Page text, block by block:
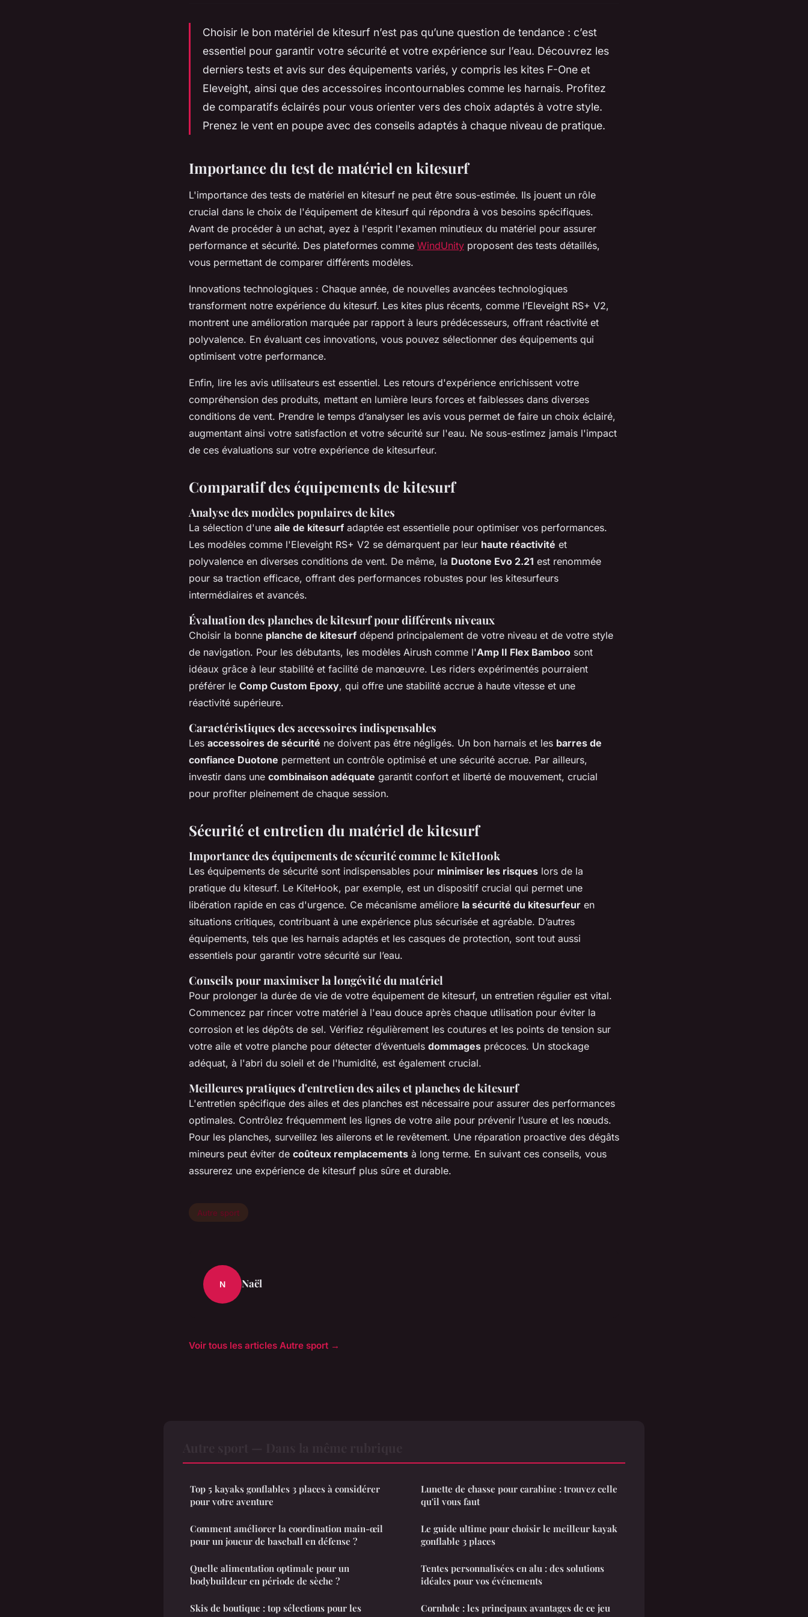
Choisir le bon matériel de kitesurf n’est pas qu’une question de tendance : c’est
essentiel pour garantir votre sécurité et votre expérience sur l’eau. Découvrez les
derniers tests et avis sur des équipements variés, y compris les kites F-One et
Eleveight, ainsi que des accessoires incontournables comme les harnais. Profitez
de comparatifs éclairés pour vous orienter vers des choix adaptés à votre style.
Prenez le vent en poupe avec des conseils adaptés à chaque niveau de pratique.
Importance du test de matériel en kitesurf
L'importance des tests de matériel en kitesurf ne peut être sous-estimée. Ils jouent un rôle
crucial dans le choix de l'équipement de kitesurf qui répondra à vos besoins spécifiques.
Avant de procéder à un achat, ayez à l'esprit l'examen minutieux du matériel pour assurer
performance et sécurité. Des plateformes comme WindUnity proposent des tests détaillés,
vous permettant de comparer différents modèles.
Innovations technologiques : Chaque année, de nouvelles avancées technologiques
transforment notre expérience du kitesurf. Les kites plus récents, comme l’Eleveight RS+ V2,
montrent une amélioration marquée par rapport à leurs prédécesseurs, offrant réactivité et
polyvalence. En évaluant ces innovations, vous pouvez sélectionner des équipements qui
optimisent votre performance.
Enfin, lire les avis utilisateurs est essentiel. Les retours d'expérience enrichissent votre
compréhension des produits, mettant en lumière leurs forces et faiblesses dans diverses
conditions de vent. Prendre le temps d’analyser les avis vous permet de faire un choix éclairé,
augmentant ainsi votre satisfaction et votre sécurité sur l'eau. Ne sous-estimez jamais l'impact
de ces évaluations sur votre expérience de kitesurfeur.
Comparatif des équipements de kitesurf
Analyse des modèles populaires de kites
La sélection d'une aile de kitesurf adaptée est essentielle pour optimiser vos performances.
Les modèles comme l'Eleveight RS+ V2 se démarquent par leur haute réactivité et
polyvalence en diverses conditions de vent. De même, la Duotone Evo 2.21 est renommée
pour sa traction efficace, offrant des performances robustes pour les kitesurfeurs
intermédiaires et avancés.
Évaluation des planches de kitesurf pour différents niveaux
Choisir la bonne planche de kitesurf dépend principalement de votre niveau et de votre style
de navigation. Pour les débutants, les modèles Airush comme l'Amp II Flex Bamboo sont
idéaux grâce à leur stabilité et facilité de manœuvre. Les riders expérimentés pourraient
préférer le Comp Custom Epoxy, qui offre une stabilité accrue à haute vitesse et une
réactivité supérieure.
Caractéristiques des accessoires indispensables
Les accessoires de sécurité ne doivent pas être négligés. Un bon harnais et les barres de
confiance Duotone permettent un contrôle optimisé et une sécurité accrue. Par ailleurs,
investir dans une combinaison adéquate garantit confort et liberté de mouvement, crucial
pour profiter pleinement de chaque session.
Sécurité et entretien du matériel de kitesurf
Importance des équipements de sécuritécomme le KiteHook
Les équipements de sécurité sont indispensables pour minimiser les risques lors de la
pratique du kitesurf. Le KiteHook, par exemple, est un dispositif crucial qui permet une
libération rapide en cas d'urgence. Ce mécanisme améliore la sécurité du kitesurfeur en
situations critiques, contribuant à une expérience plus sécurisée et agréable. D’autres
équipements, tels que les harnais adaptés et les casques de protection, sont tout aussi
essentiels pour garantir votre sécurité sur l’eau.
Conseils pourmaximiser la longévitédu matériel
Pour prolonger la durée de vie de votre équipement de kitesurf, un entretien régulier est vital.
Commencez par rincer votre matériel à l'eau douce après chaque utilisation pour éviter la
corrosion et les dépôts de sel. Vérifiez régulièrement les coutures et les points de tension sur
votre aile et votre planche pour détecter d’éventuels dommages précoces. Un stockage
adéquat, à l'abri du soleil et de l'humidité, est également crucial.
Meilleures pratiques d'entretien des ailes et planches de kitesurf
L'entretien spécifique des ailes et des planches est nécessaire pour assurer des performances
optimales. Contrôlez fréquemment les lignes de votre aile pour prévenir l’usure et les nœuds.
Pour les planches, surveillez les ailerons et le revêtement. Une réparation proactive des dégâts
mineurs peut éviter de coûteux remplacements à long terme. En suivant ces conseils, vous
assurerez une expérience de kitesurf plus sûre et durable.
Autre sport
N Naël
Voir tous les articles Autre sport →
Top 5 kayaks gonflables 3 places à considérer
pour votre aventure
Comment améliorer la coordination main-œil
pour un joueur de baseball en défense ?
Quelle alimentation optimale pour un
bodybuildeur en période de sèche ?
Skis de boutique : top sélections pour les
Lunette de chasse pour carabine : trouvez celle
qu'il vous faut
Le guide ultime pour choisir le meilleur kayak
gonflable 3 places
Tentes personnalisées en alu : des solutions
idéales pour vos événements
Cornhole : les principaux avantages de ce jeu